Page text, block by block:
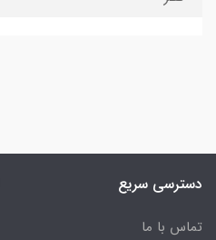
دسترسی سریع
تماس با ما